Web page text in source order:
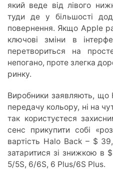
який веде від лівого
туди де у більшості
повернення. Якщо Apple
ключові зміни в
перетвориться на
непогано, проте злегка
ринку.
Виробники заявляють, що
передачу кольору, ні на
так користуєтеся
сенс прикупити собі
вартість Halo Back – $
затаритися зі знижкою в
5/5S, 6/6S, 6 Plus/6S Plus.